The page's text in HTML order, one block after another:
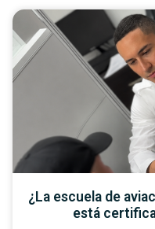
¿La escuela de
está